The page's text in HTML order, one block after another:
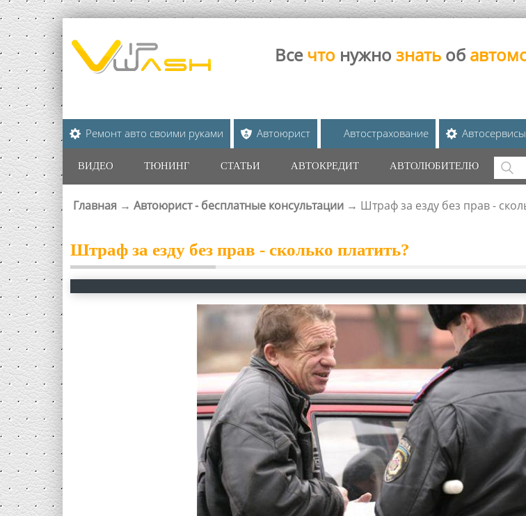
Все что нужно знать об
Ремонт авто своими руками Автоюрист Автострахование Автосервисы
ВИДЕО ТЮНИНГ СТАТЬИ АВТОКРЕДИТ АВТОЛЮБИТЕЛЮ
ВЫ ЗДЕСЬ
Главная → Автоюрист - бесплатные консультации → Штраф за езду без прав -
Штраф за езду без прав - сколько платить?